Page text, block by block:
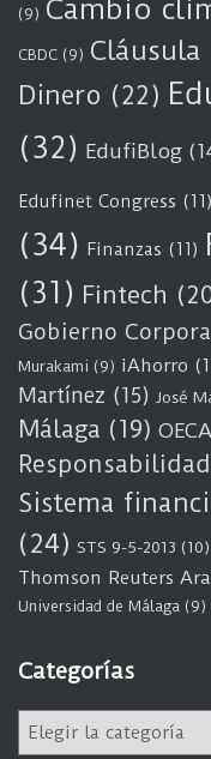
(9) Cambio
CBDC (9) Cláusula
Dinero (22)
(32) EdufiBlog
Edufinet Congress (11)
(34) Finanzas (11)
(31) Fintech
Gobierno
Murakami (9) iAhorro
Martínez (15) José
Málaga (19) OECA
Sistema
(24) STS 9-5-2013 (10)
Thomson Reuters
Universidad de Málaga (9)
Categorías